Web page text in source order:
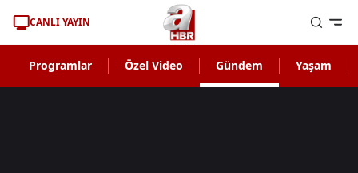
CANLI YAYIN
Programlar Özel Video Gündem Yaşam